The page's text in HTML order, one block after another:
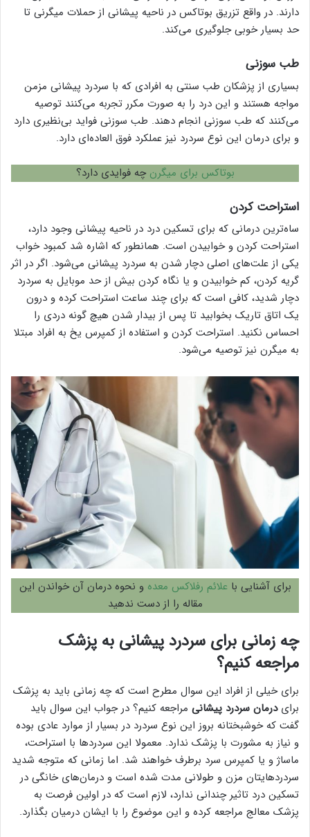
دارند. در واقع تزریق بوتاکس در ناحیه پیشانی از حملات میگرنی تا
حد بسیار خوبی جلوگیری می‌کند.
طب سوزنی
بسیاری از پزشکان طب سنتی به افرادی که با سردرد پیشانی مزمن
مواجه هستند و این درد را به صورت مکرر تجربه می‌کنند توصیه
می‌کنند که طب سوزنی انجام دهند. طب سوزنی فواید بی‌نظیری دارد
و برای درمان این نوع سردرد نیز عملکرد فوق العاده‌ای دارد.
بوتاکس برای میگرن چه فوایدی دارد؟
استراحت کردن
ساه‌ترین درمانی که برای تسکین درد در ناحیه پیشانی وجود دارد،
استراحت کردن و خوابیدن است. همانطور که اشاره شد کمبود خواب
یکی از علت‌های اصلی دچار شدن به سردرد پیشانی می‌شود. اگر در اثر
گریه کردن، کم خوابیدن و یا نگاه کردن بیش از حد موبایل به سردرد
دچار شدید، کافی است که برای چند ساعت استراحت کرده و درون
یک اتاق تاریک بخوابید تا پس از بیدار شدن هیچ گونه دردی را
احساس نکنید. استراحت کردن و استفاده از کمپرس یخ به افراد مبتلا
به میگرن نیز توصیه می‌شود.
برای آشنایی با علائم رفلاکس معده و نحوه درمان آن خواندن این
مقاله را از دست ندهید
چه زمانی برای سردرد پیشانی به پزشک
مراجعه کنیم؟
برای خیلی از افراد این سوال مطرح است که چه زمانی باید به پزشک
برایدرمان سردرد پیشانی مراجعه کنیم؟ در جواب این سوال باید
گفت که خوشبختانه بروز این نوع سردرد در بسیار از موارد عادی بوده
و نیاز به مشورت با پزشک ندارد. معمولا این سردرد‌ها با استراحت،
ماساژ و یا کمپرس سرد برطرف خواهند شد. اما زمانی که متوجه شدید
سردرد‌هایتان مزن و طولانی مدت شده‌ است و درمان‌های خانگی در
تسکین درد تاثیر چندانی ندارد، لازم است که در اولین فرصت به
پزشک معالج مراجعه کرده و این موضوع را با ایشان درمیان بگذارد.